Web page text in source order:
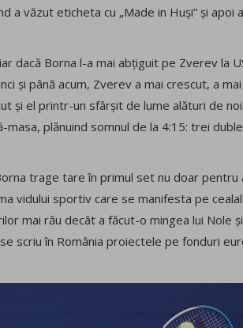
a văzut eticheta cu „Made in Huși” și apoi
dacă Borna l-a mai abțiguit pe Zverev la
și până acum, Zverev a mai crescut, a
și el printr-un sfârșit de lume alături de
plănuind somnul de la 4:15: trei
trage tare în primul set nu doar pentru
vidului sportiv care se manifesta pe
mai rău decât a făcut-o mingea lui Nole
scriu în România proiectele pe fonduri